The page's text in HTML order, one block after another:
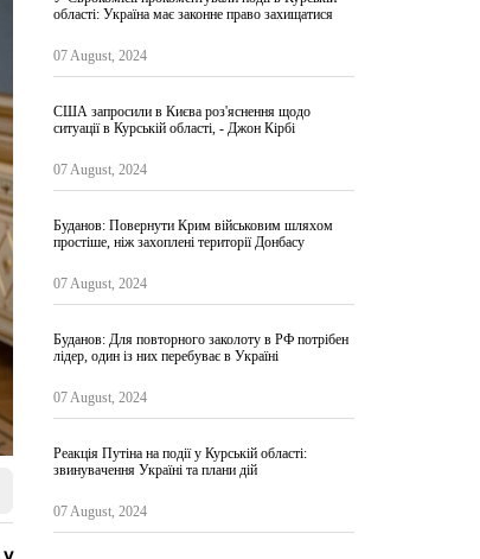
області: Україна має законне право захищатися
07 August, 2024
США запросили в Києва роз'яснення щодо
ситуації в Курській області, - Джон Кірбі
07 August, 2024
Буданов: Повернути Крим військовим шляхом
простіше, ніж захоплені території Донбасу
07 August, 2024
Буданов: Для повторного заколоту в РФ потрібен
лідер, один із них перебуває в Україні
07 August, 2024
Реакція Путіна на події у Курській області:
звинувачення Україні та плани дій
07 August, 2024